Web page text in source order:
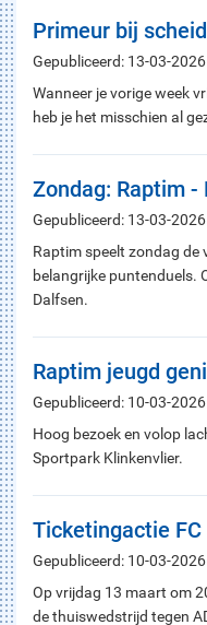
Primeur bij
Gepubliceerd: 13-03-2026
Wanneer je vorige week
heb je het misschien al
Zondag: Raptim -
Gepubliceerd: 13-03-2026
Raptim speelt zondag de
belangrijke puntenduels.
Dalfsen.
Raptim jeugd
Gepubliceerd: 10-03-2026
Hoog bezoek en volop
Sportpark Klinkenvlier.
Ticketingactie FC
Gepubliceerd: 10-03-2026
Op vrijdag 13 maart om
de thuiswedstrijd tegen